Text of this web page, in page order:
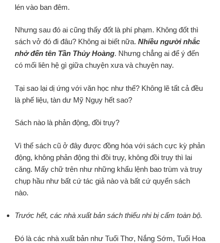
lén vào ban đêm.
Nhưng sau đó ai cũng thấy đốt là phí phạm. Không đốt thì
sách vở đó đi đâu? Không ai biết nữa. Nhiều người nhắc
nhở đến tên Tần Thủy Hoàng. Nhưng chẳng ai để ý đến
có mối liên hệ gì giữa chuyện xưa và chuyện nay.
Tại sao lại dị ứng với văn học như thế? Không lẽ tất cả đều
là phế liệu, tàn dư Mỹ Ngụy hết sao?
Sách nào là phản động, đồi trụy?
Vì thế sách cũ ở đây được đồng hóa với sách cực kỳ phản
động, không phản động thì đồi trụy, không đồi trụy thì lai
căng. Mấy chữ trên như những khẩu lệnh bao trùm và truy
chụp hầu như bất cứ tác giả nào và bất cứ quyển sách
nào.
Trước hết, các nhà xuất bản sách thiếu nhi bị cấm toàn bộ.
Đó là các nhà xuất bản như Tuổi Thơ, Nắng Sớm, Tuổi Hoa